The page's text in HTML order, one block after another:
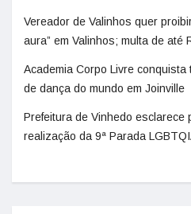
Vereador de Valinhos quer
aura” em Valinhos; multa de até
Academia Corpo Livre
de dança do mundo em Joinville
Prefeitura de Vinhedo esclarece
realização da 9ª Parada